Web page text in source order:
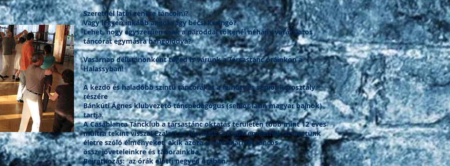
Szeretnél latin zenére táncolni?
Vagy legyen inkább angol vagy bécsi keringő?
Lehet, hogy egyszerűen csak a pároddal töltenél néhány varázslatos
táncórát egymásra hangolódva?
Vasárnap délutánonként téged is várunk a Társastánc óráinkon a
Halassyban!
A kezdő és haladóbb szintű táncórákat a felnőtt és senior korosztály
részére
Bánkúti Ágnes klubvezető táncpedagógus (senior latin magyar bajnok)
tartja.
A Casablanca Táncklub a társastánc oktatás területén több mint 12 éves
múltra tekint vissza! Ezalatt az idő alatt sok-sok embernek szereztünk
életre szóló élményeket, akik azóta is visszajárnak táncos
összejöveteleinkre és táborainkba.
Beiratkozás: az órák előtti negyed órában.